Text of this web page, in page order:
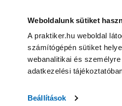
Weboldalunk sütiket
A praktiker.hu weboldal
számítógépén sütiket
webanalitikai és
adatkezelési
Beállítások